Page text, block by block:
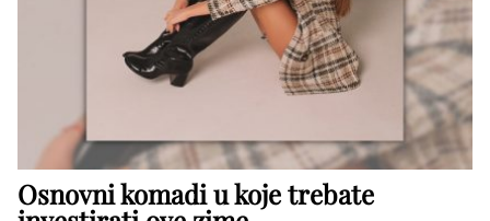
Osnovni komadi u koje trebate